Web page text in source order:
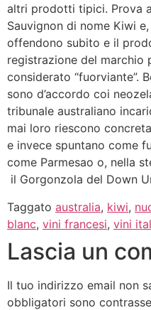
altri prodotti tipici. Prova
Sauvignon di nome Kiwi
offendono subito e il
registrazione del marchio
considerato “fuorviante”.
sono d’accordo coi
tribunale australiano
mai loro riescono
e invece spuntano come
come Parmesao o, nella
il Gorgonzola del Down
Taggato australia, kiwi,
blanc, vini francesi, vini
Lascia un
Il tuo indirizzo email non
obbligatori sono